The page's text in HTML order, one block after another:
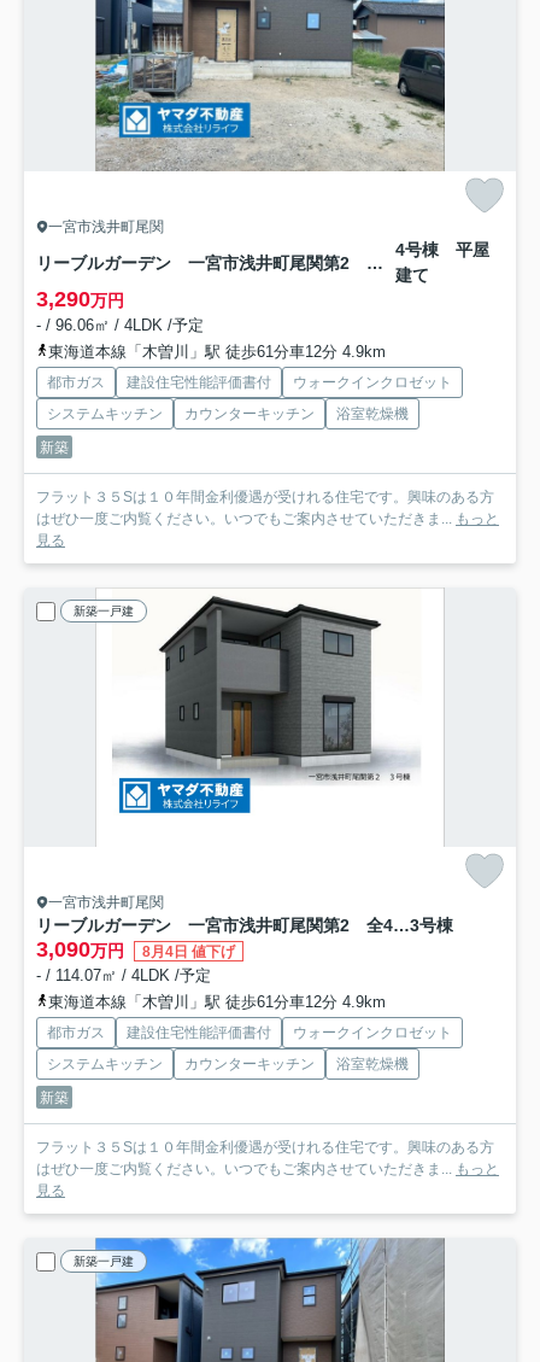
一宮市浅井町尾関
リーブルガーデン 一宮市浅井町尾関第2 全4区画分譲
4号棟 平屋
建て
3,290万円
- / 96.06㎡ / 4LDK /予定
東海道本線「木曽川」駅 徒歩61分車12分 4.9km
都市ガス 建設住宅性能評価書付
ウォークインクロゼット
システムキッチン
カウンターキッチン
浴室乾燥機
新築
フラット３５Sは１０年間金利優遇が受けれる住宅です。興味のある方
はぜひ一度ご内覧ください。いつでもご案内させていただきま... もっと
見る
新築一戸建
一宮市浅井町尾関
リーブルガーデン 一宮市浅井町尾関第2 全4区画分譲3号棟
3,090万円 8月4日 値下げ
- / 114.07㎡ / 4LDK /予定
東海道本線「木曽川」駅 徒歩61分車12分 4.9km
都市ガス 建設住宅性能評価書付
ウォークインクロゼット
システムキッチン
カウンターキッチン
浴室乾燥機
新築
フラット３５Sは１０年間金利優遇が受けれる住宅です。興味のある方
はぜひ一度ご内覧ください。いつでもご案内させていただきま... もっと
見る
新築一戸建